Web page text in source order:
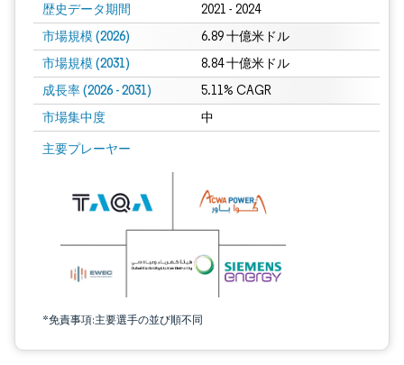
歴史データ期間 2021 - 2024
市場規模 (2026) 6.89 十億米ドル
市場規模 (2031) 8.84 十億米ドル
成長率 (2026 - 2031) 5.11% CAGR
市場集中度 中
主要プレーヤー
*免責事項:主要選手の並び順不同
画像 © Mordor Intelligence。再利用にはCC BY 4.0の表示が必要です。